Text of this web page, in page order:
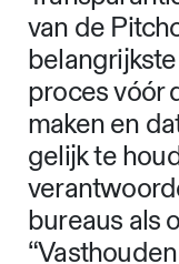
van de
proces vóór
maken en
gelijk te
bureaus als